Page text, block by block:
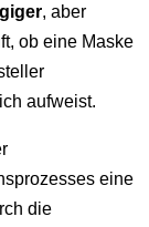
, aber
ob eine Maske
aufweist.
eine
die